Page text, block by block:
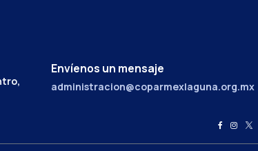
Envíenos un mensaje
administracion@coparmexlaguna.org.mx